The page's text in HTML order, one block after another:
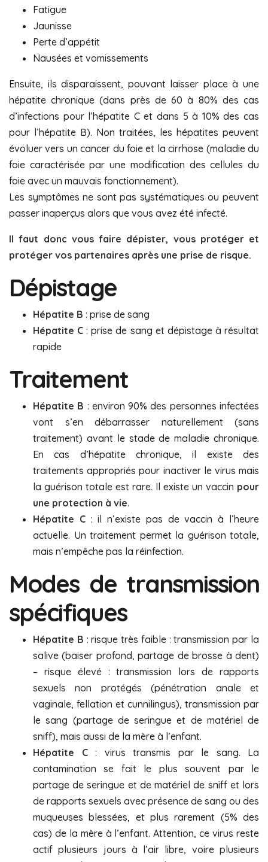
Fatigue
Jaunisse
Perte d’appétit
Nausées et vomissements
Ensuite, ils disparaissent, pouvant laisser place à une
hépatite chronique (dans près de 60 à 80% des cas
d’infections pour l’hépatite C et dans 5 à 10% des cas
pour l’hépatite B). Non traitées, les hépatites peuvent
évoluer vers un cancer du foie et la cirrhose (maladie du
foie caractérisée par une modification des cellules du
foie avec un mauvais fonctionnement).
Les symptômes ne sont pas systématiques ou peuvent
passer inaperçus alors que vous avez été infecté.
Il faut donc vous faire dépister, vous protéger et
protéger vos partenaires après une prise de risque.
Dépistage
Hépatite B : prise de sang
Hépatite C : prise de sang et dépistage à résultat
rapide
Traitement
Hépatite B : environ 90% des personnes infectées
vont s’en débarrasser naturellement (sans
traitement) avant le stade de maladie chronique.
En cas d’hépatite chronique, il existe des
traitements appropriés pour inactiver le virus mais
la guérison totale est rare. Il existe un vaccin pour
une protection à vie.
Hépatite C: il n’existe pas de vaccin à l’heure
actuelle. Un traitement permet la guérison totale,
mais n’empêche pas la réinfection.
Modes de transmission
spécifiques
Hépatite B : risque très faible : transmission par la
salive (baiser profond, partage de brosse à dent)
– risque élevé : transmission lors de rapports
sexuels non protégés (pénétration anale et
vaginale, fellation et cunnilingus), transmission par
le sang (partage de seringue et de matériel de
sniff), mais aussi de la mère à l’enfant.
Hépatite C: virus transmis par le sang. La
contamination se fait le plus souvent par le
partage de seringue et de matériel de sniff et lors
de rapports sexuels avec présence de sang ou des
muqueuses blessées, et plus rarement (5% des
cas) de la mère à l’enfant. Attention, ce virus reste
actif plusieurs jours à l’air libre, voire plusieurs